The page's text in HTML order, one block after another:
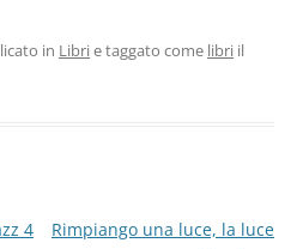
a vi
in Librie taggato come libri il
4
Rimpiango una luce, la luce